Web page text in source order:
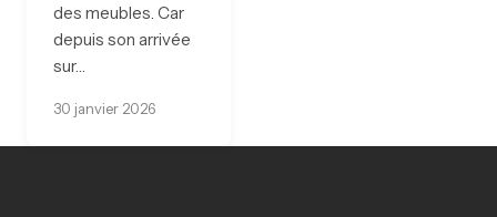
des meubles. Car
depuis son arrivée
sur…
30 janvier 2026